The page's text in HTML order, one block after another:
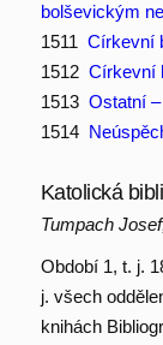
bolševickým
1511 Církevní
1512 Církevní
1513 Ostatní
1514
Katolická
Tumpach
Období 1, t. j.
j. všech
knihách